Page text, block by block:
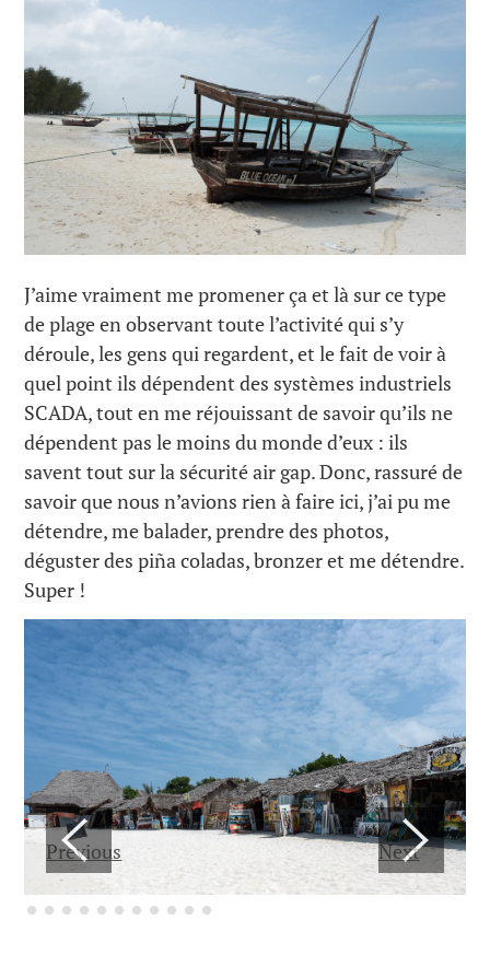
J’aime vraiment me promener ça et là sur ce type
de plage en observant toute l’activité qui s’y
déroule, les gens qui regardent, et le fait de voir à
quel point ils dépendent des systèmes industriels
SCADA, tout en me réjouissant de savoir qu’ils ne
dépendent pas le moins du monde d’eux : ils
savent tout sur la sécurité air gap. Donc, rassuré de
savoir que nous n’avions rien à faire ici, j’ai pu me
détendre, me balader, prendre des photos,
déguster des piña coladas, bronzer et me détendre.
Super !
Previous Next